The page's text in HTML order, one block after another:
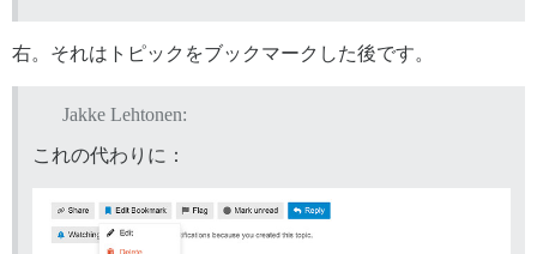
右。それはトピックをブックマークした後です。
Jakke Lehtonen:
これの代わりに：